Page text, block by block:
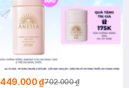
449.000 ₫702.000 ₫